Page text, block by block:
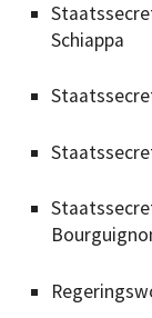
Schiappa